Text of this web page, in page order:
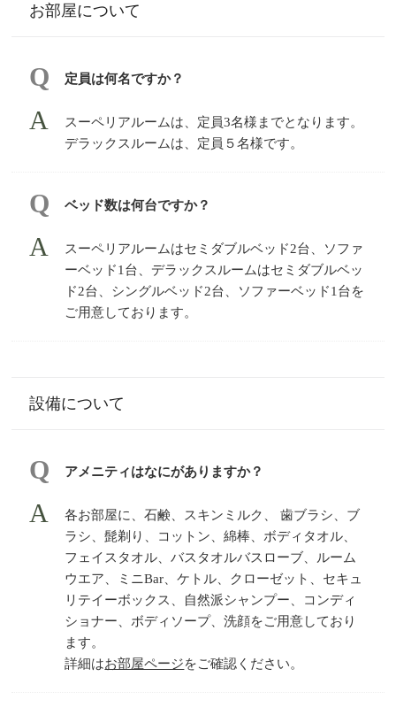
お部屋について
定員は何名ですか？
スーペリアルームは、定員3名様までとなります。
デラックスルームは、定員５名様です。
ベッド数は何台ですか？
スーペリアルームはセミダブルベッド2台、ソファ
ーベッド1台、デラックスルームはセミダブルベッ
ド2台、シングルベッド2台、ソファーベッド1台を
ご用意しております。
設備について
アメニティはなにがありますか？
各お部屋に、石鹸、スキンミルク、 歯ブラシ、ブ
ラシ、髭剃り、コットン、綿棒、ボディタオル、
フェイスタオル、バスタオルバスローブ、ルーム
ウエア、ミニBar、ケトル、クローゼット、セキュ
リテイーボックス、自然派シャンプー、コンディ
ショナー、ボディソープ、洗顔をご用意しており
ます。
詳細はお部屋ページをご確認ください。